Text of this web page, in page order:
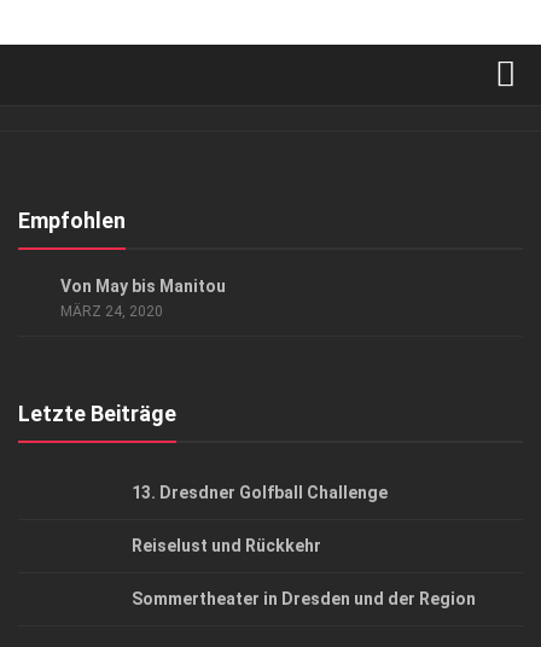
Kontakt, Impressum
Empfohlen
Von May bis Manitou
MÄRZ 24, 2020
Letzte Beiträge
13. Dresdner Golfball Challenge
Reiselust und Rückkehr
Sommertheater in Dresden und der Region